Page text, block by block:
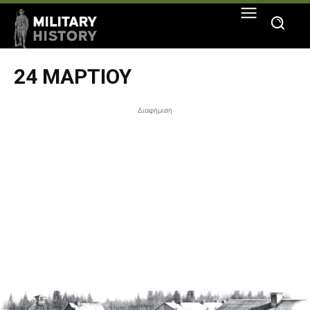
24 ΜΑΡΤΊΟΥ
Διαφήμιση